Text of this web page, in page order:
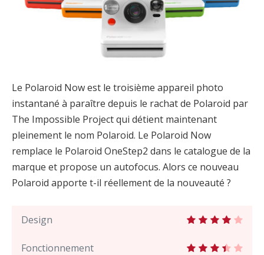
Le Polaroid Now est le troisième appareil photo
instantané à paraître depuis le rachat de Polaroid par
The Impossible Project qui détient maintenant
pleinement le nom Polaroid. Le Polaroid Now
remplace le Polaroid OneStep2 dans le catalogue de la
marque et propose un autofocus. Alors ce nouveau
Polaroid apporte t-il réellement de la nouveauté ?
Design
Fonctionnement